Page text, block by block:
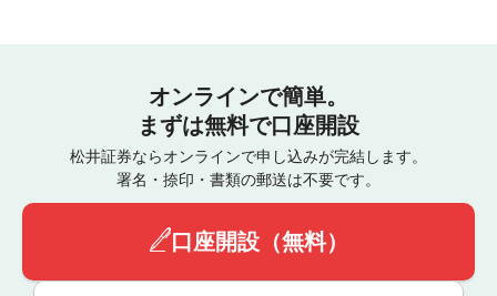
オンラインで簡単。
まずは無料で口座開設
松井証券ならオンラインで申し込みが完結します。
署名・捺印・書類の郵送は不要です。
口座開設（無料）